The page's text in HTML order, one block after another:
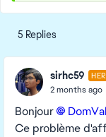
5 Replies
sirhc59
2 months ago
Bonjour
Ce problème